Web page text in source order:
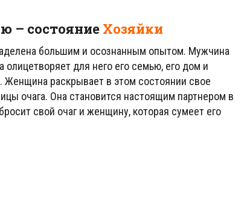
– состояние Хозяйки
большим и осознанным опытом. Мужчина
олицетворяет для него его семью, его дом и
Женщина раскрывает в этом состоянии свое
очага. Она становится настоящим партнером в
свой очаг и женщину, которая сумеет его